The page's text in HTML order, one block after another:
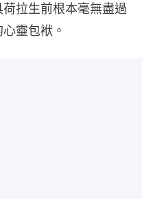
拉生前根本毫無盡過
靈包袱。